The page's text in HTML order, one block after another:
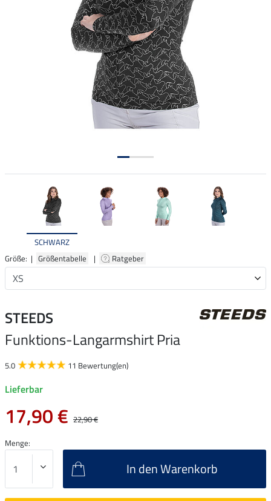
SCHWARZ
Größe: | Größentabelle | Ratgeber
STEEDS
Funktions-Langarmshirt Pria
5.0 11 Bewertung(en)
Lieferbar
17,90 € 22,90 €
Menge:
In den Warenkorb